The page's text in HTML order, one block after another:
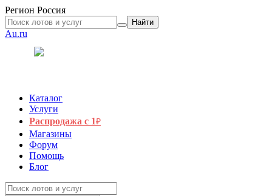
Регион Россия
Найти
Au.ru
Каталог
Услуги
Распродажа с 1₽
Магазины
Форум
Помощь
Блог